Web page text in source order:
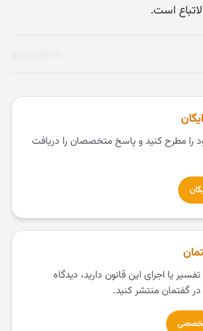
است.
را مطرح کنید و پاسخ متخصصان را دریافت
یا اجرای این قانون دارید، دیدگاه
گفتمان منتشر کنید.
تخصصی